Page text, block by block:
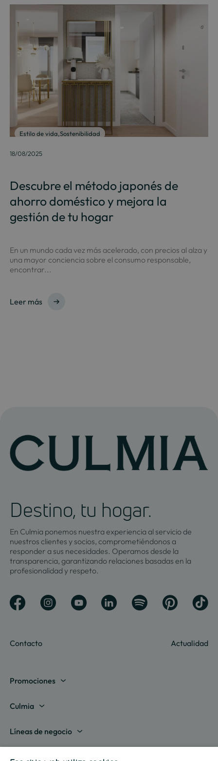
Estilo de vida,Sostenibilidad
18/08/2025
Descubre el método japonés de
ahorro doméstico y mejora la
gestión de tu hogar
En un mundo cada vez más acelerado, con precios al alza y
una mayor conciencia sobre el consumo responsable,
encontrar...
Leer más
Destino, tu hogar.
En Culmia ponemos nuestra experiencia al servicio de
nuestros clientes y socios, comprometiéndonos a
responder a sus necesidades. Operamos desde la
transparencia, garantizando relaciones basadas en la
profesionalidad y respeto.
Contacto Actualidad
Promociones
Madrid
Culmia
Sobre nosotros
Destino Culmia
Líneas de negocio
Actualidad